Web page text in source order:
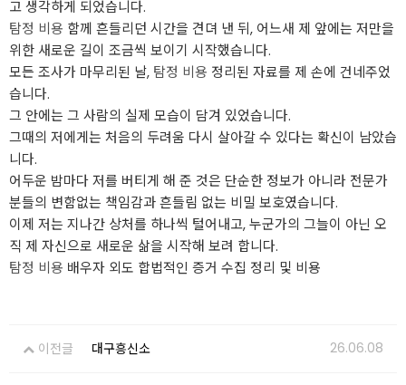
고 생각하게 되었습니다.
탐정 비용 함께 흔들리던 시간을 견뎌 낸 뒤, 어느새 제 앞에는 저만을
위한 새로운 길이 조금씩 보이기 시작했습니다.
모든 조사가 마무리된 날, 탐정 비용 정리된 자료를 제 손에 건네주었
습니다.
그 안에는 그 사람의 실제 모습이 담겨 있었습니다.
그때의 저에게는 처음의 두려움 다시 살아갈 수 있다는 확신이 남았습
니다.
어두운 밤마다 저를 버티게 해 준 것은 단순한 정보가 아니라 전문가
분들의 변함없는 책임감과 흔들림 없는 비밀 보호였습니다.
이제 저는 지나간 상처를 하나씩 털어내고, 누군가의 그늘이 아닌 오
직 제 자신으로 새로운 삶을 시작해 보려 합니다.
탐정 비용 배우자 외도 합법적인 증거 수집 정리 및 비용
이전글 대구흥신소 26.06.08